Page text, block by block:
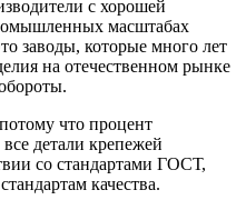
с хорошей
масштабах
заводы, которые много лет
на отечественном рынке
что процент
детали крепежей
со стандартами ГОСТ,
качества.